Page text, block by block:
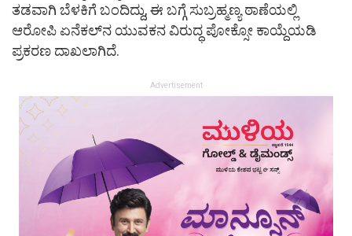
ತಡವಾಗಿ ಬೆಳಕಿಗೆ ಬಂದಿದ್ದು, ಈ ಬಗ್ಗೆ ಸುಬ್ರಹ್ಮಣ್ಯ ಠಾಣೆಯಲ್ಲಿ
ಆರೋಪಿ ಏನೆಕಲ್‌ನ ಯುವಕನ ವಿರುದ್ಧ ಪೋಕ್ಸೋ ಕಾಯ್ದೆಯಡಿ
ಪ್ರಕರಣ ದಾಖಲಾಗಿದೆ.
Advertisement